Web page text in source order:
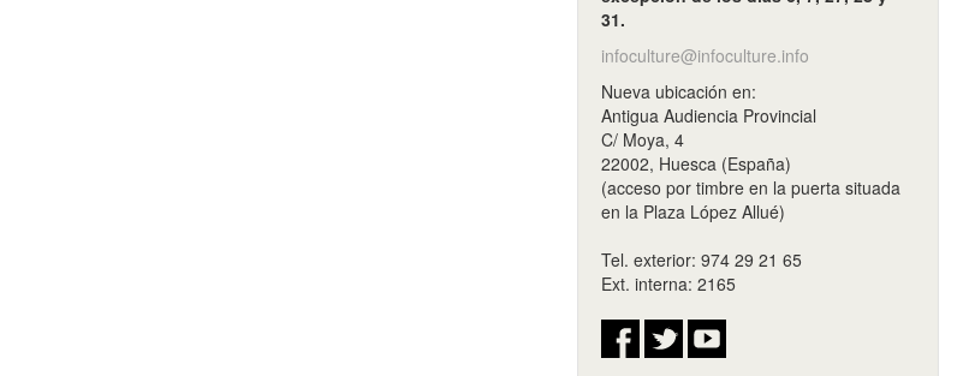
31.
infoculture@infoculture.info
Nueva ubicación en:
Antigua Audiencia Provincial
C/ Moya, 4
22002, Huesca (España)
(acceso por timbre en la puerta situada
en la Plaza López Allué)
Tel. exterior: 974 29 21 65
Ext. interna: 2165